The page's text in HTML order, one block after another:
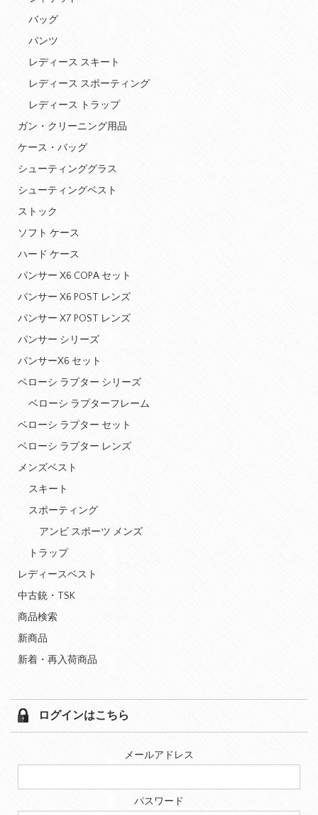
バッグ
パンツ
レディース スキート
レディース スポーティング
レディース トラップ
ガン・クリーニング用品
ケース・バッグ
シューティンググラス
シューティングベスト
ストック
ソフト ケース
ハード ケース
パンサー X6 COPA セット
パンサー X6 POST レンズ
パンサー X7 POST レンズ
パンサー シリーズ
パンサーX6 セット
ベローシ ラプター シリーズ
ベローシ ラプターフレーム
ベローシ ラプター セット
ベローシ ラプター レンズ
メンズベスト
スキート
スポーティング
アンビ スポーツ メンズ
トラップ
レディースベスト
中古銃・TSK
商品検索
新商品
新着・再入荷商品
ログインはこちら
メールアドレス
パスワード